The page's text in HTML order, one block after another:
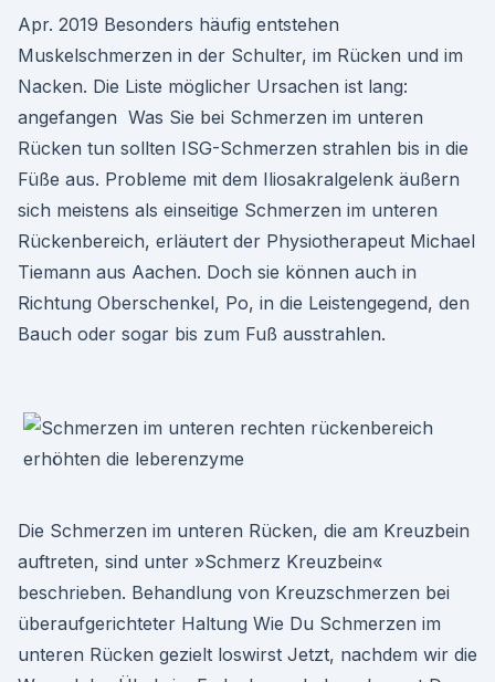
Apr. 2019 Besonders häufig entstehen
Muskelschmerzen in der Schulter, im Rücken und im
Nacken. Die Liste möglicher Ursachen ist lang:
angefangen Was Sie bei Schmerzen im unteren
Rücken tun sollten ISG-Schmerzen strahlen bis in die
Füße aus. Probleme mit dem Iliosakralgelenk äußern
sich meistens als einseitige Schmerzen im unteren
Rückenbereich, erläutert der Physiotherapeut Michael
Tiemann aus Aachen. Doch sie können auch in
Richtung Oberschenkel, Po, in die Leistengegend, den
Bauch oder sogar bis zum Fuß ausstrahlen.
Die Schmerzen im unteren Rücken, die am Kreuzbein
auftreten, sind unter »Schmerz Kreuzbein«
beschrieben. Behandlung von Kreuzschmerzen bei
überaufgerichteter Haltung Wie Du Schmerzen im
unteren Rücken gezielt loswirst Jetzt, nachdem wir die